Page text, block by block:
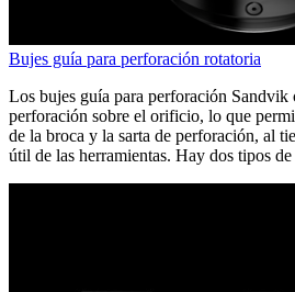
Bujes guía para perforación rotatoria
Los bujes guía para perforación Sandvik
perforación sobre el orificio, lo que
de la broca y la sarta de perforación, al
útil de las herramientas. Hay dos tipos